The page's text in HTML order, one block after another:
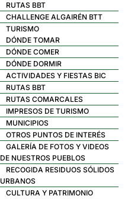
RUTAS BBT
CHALLENGE ALGAIRÉN BTT
TURISMO
DÓNDE TOMAR
DÓNDE COMER
DÓNDE DORMIR
ACTIVIDADES Y FIESTAS BIC
RUTAS BBT
RUTAS COMARCALES
IMPRESOS DE TURISMO
MUNICIPIOS
OTROS PUNTOS DE INTERÉS
GALERÍA DE FOTOS Y VIDEOS
DE NUESTROS PUEBLOS
RECOGIDA RESIDUOS SÓLIDOS
URBANOS
CULTURA Y PATRIMONIO